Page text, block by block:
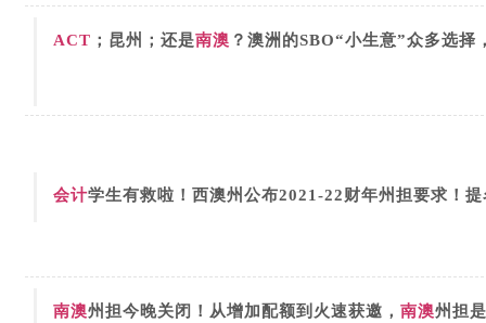
ACT ；昆州；还是南澳 ？澳洲的SBO“小生意”众多选择
会计学生有救啦！西澳州公布2021-22财年州担要求！
南澳州担今晚关闭！从增加配额到火速获邀， 南澳州担